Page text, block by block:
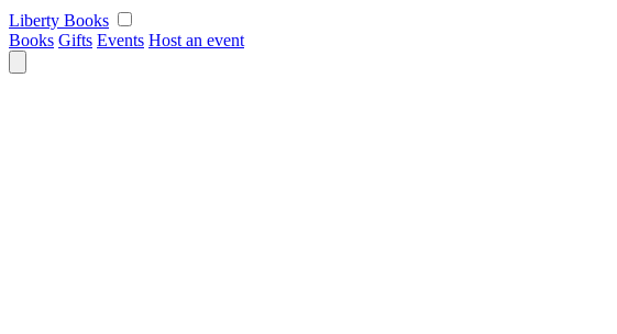
Skip
to
content
Liberty Books
Books Gifts Events Host an event